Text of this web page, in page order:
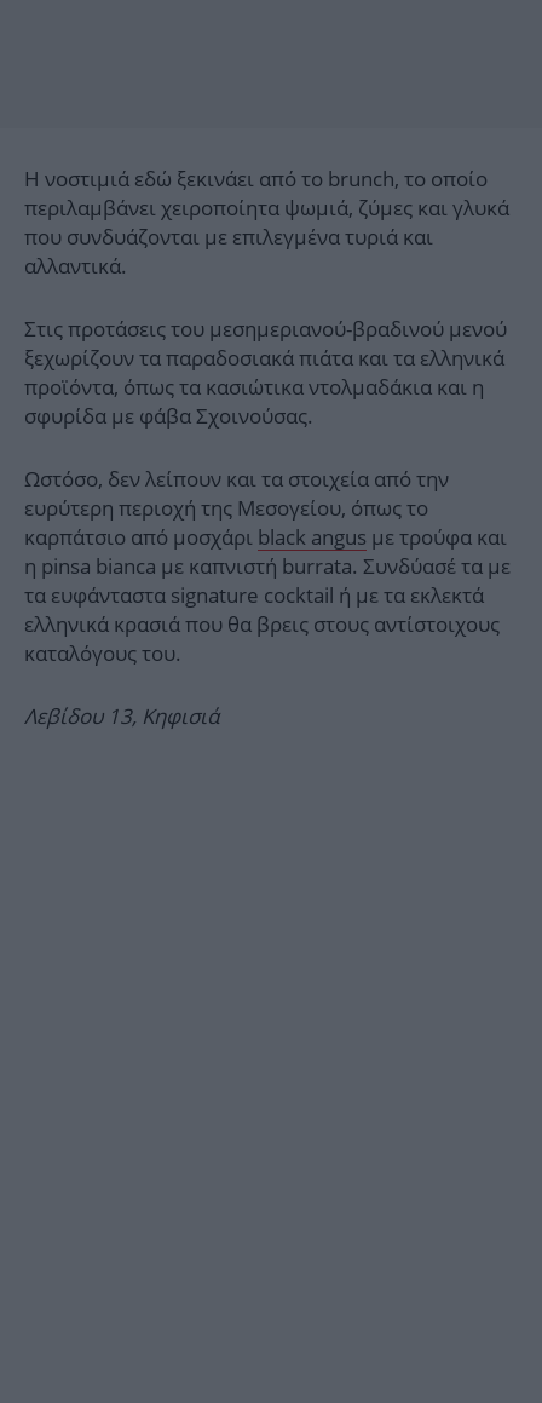
Η νοστιμιά εδώ ξεκινάει από το brunch, το οποίο
περιλαμβάνει χειροποίητα ψωμιά, ζύμες και γλυκά
που συνδυάζονται με επιλεγμένα τυριά και
αλλαντικά.
Στις προτάσεις του μεσημεριανού-βραδινού μενού
ξεχωρίζουν τα παραδοσιακά πιάτα και τα ελληνικά
προϊόντα, όπως τα κασιώτικα ντολμαδάκια και η
σφυρίδα με φάβα Σχοινούσας.
Ωστόσο, δεν λείπουν και τα στοιχεία από την
ευρύτερη περιοχή της Μεσογείου, όπως το
καρπάτσιο από μοσχάρι black angus με τρούφα και
η pinsa bianca με καπνιστή burrata. Συνδύασέ τα με
τα ευφάνταστα signature cocktail ή με τα εκλεκτά
ελληνικά κρασιά που θα βρεις στους αντίστοιχους
καταλόγους του.
Λεβίδου 13, Κηφισιά